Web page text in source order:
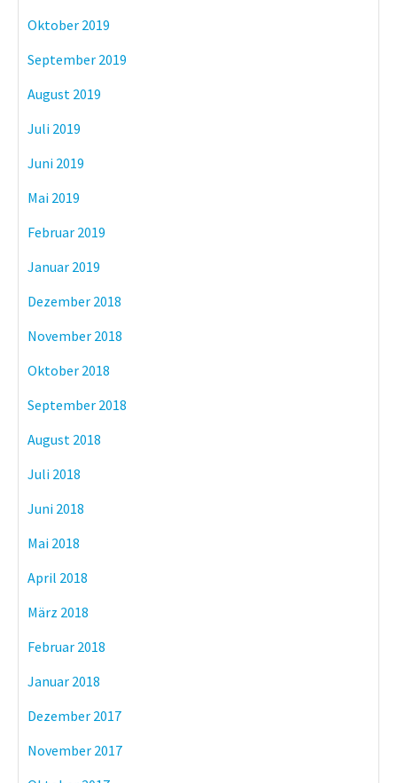
Oktober 2019
September 2019
August 2019
Juli 2019
Juni 2019
Mai 2019
Februar 2019
Januar 2019
Dezember 2018
November 2018
Oktober 2018
September 2018
August 2018
Juli 2018
Juni 2018
Mai 2018
April 2018
März 2018
Februar 2018
Januar 2018
Dezember 2017
November 2017